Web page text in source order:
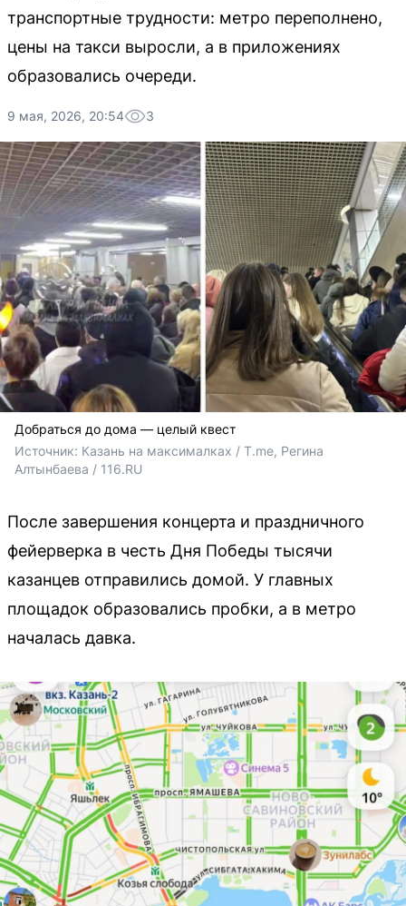
транспортные трудности: метро переполнено,
цены на такси выросли, а в приложениях
образовались очереди.
9 мая, 2026, 20:54 3
Добраться до дома — целый квест
Источник: Казань на максималках / T.me, Регина
Алтынбаева / 116.RU
После завершения концерта и праздничного
фейерверка в честь Дня Победы тысячи
казанцев отправились домой. У главных
площадок образовались пробки, а в метро
началась давка.